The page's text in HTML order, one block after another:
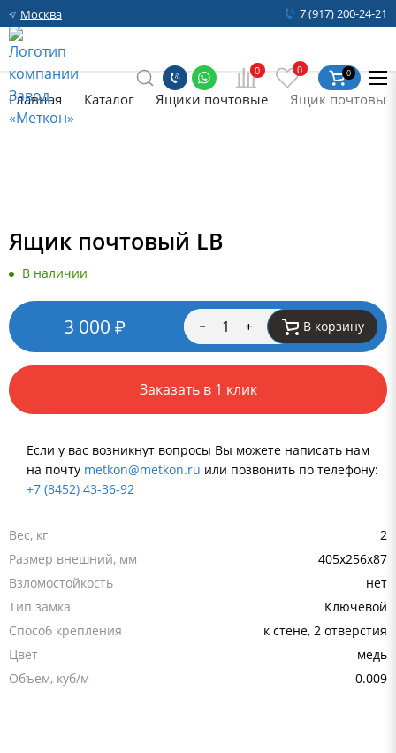
Москва 7 (917) 200-24-21
0 0 0
Главная Каталог Ящики почтовые Ящик почтовый
Ящик почтовый LB
В наличии
3 000 ₽ В корзину
Заказать в 1 клик
Если у вас возникнут вопросы Вы можете написать нам
на почту metkon@metkon.ru или позвонить по телефону:
+7 (8452) 43-36-92
Вес, кг
2
Размер внешний, мм
405x256x87
Взломостойкость
нет
Тип замка
Ключевой
Способ крепления
к стене, 2 отверстия
Цвет
медь
Объем, куб/м
0.009